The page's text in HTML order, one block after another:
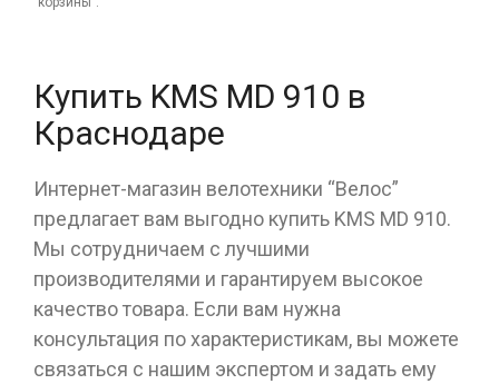
Купить KMS MD 910 в
Краснодаре
Интернет-магазин велотехники “Велос”
предлагает вам выгодно купить KMS MD 910.
Мы сотрудничаем с лучшими
производителями и гарантируем высокое
качество товара. Если вам нужна
консультация по характеристикам, вы можете
связаться с нашим экспертом и задать ему